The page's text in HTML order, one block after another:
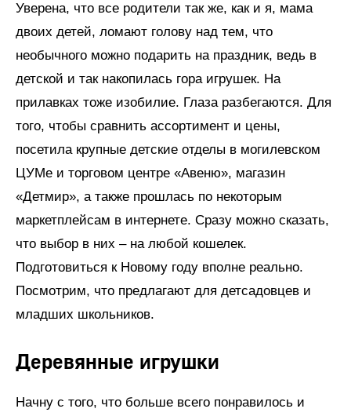
Уверена, что все родители так же, как и я, мама
двоих детей, ломают голову над тем, что
необычного можно подарить на праздник, ведь в
детской и так накопилась гора игрушек. На
прилавках тоже изобилие. Глаза разбегаются. Для
того, чтобы сравнить ассортимент и цены,
посетила крупные детские отделы в могилевском
ЦУМе и торговом центре «Авеню», магазин
«Детмир», а также прошлась по некоторым
маркетплейсам в интернете. Сразу можно сказать,
что выбор в них – на любой кошелек.
Подготовиться к Новому году вполне реально.
Посмотрим, что предлагают для детсадовцев и
младших школьников.
Деревянные игрушки
Начну с того, что больше всего понравилось и